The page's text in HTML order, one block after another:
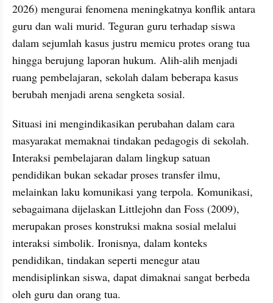
2026) mengurai fenomena meningkatnya konflik antara
guru dan wali murid. Teguran guru terhadap siswa
dalam sejumlah kasus justru memicu protes orang tua
hingga berujung laporan hukum. Alih-alih menjadi
ruang pembelajaran, sekolah dalam beberapa kasus
berubah menjadi arena sengketa sosial.
Situasi ini mengindikasikan perubahan dalam cara
masyarakat memaknai tindakan pedagogis di sekolah.
Interaksi pembelajaran dalam lingkup satuan
pendidikan bukan sekadar proses transfer ilmu,
melainkan laku komunikasi yang terpola. Komunikasi,
sebagaimana dijelaskan Littlejohn dan Foss (2009),
merupakan proses konstruksi makna sosial melalui
interaksi simbolik. Ironisnya, dalam konteks
pendidikan, tindakan seperti menegur atau
mendisiplinkan siswa, dapat dimaknai sangat berbeda
oleh guru dan orang tua.